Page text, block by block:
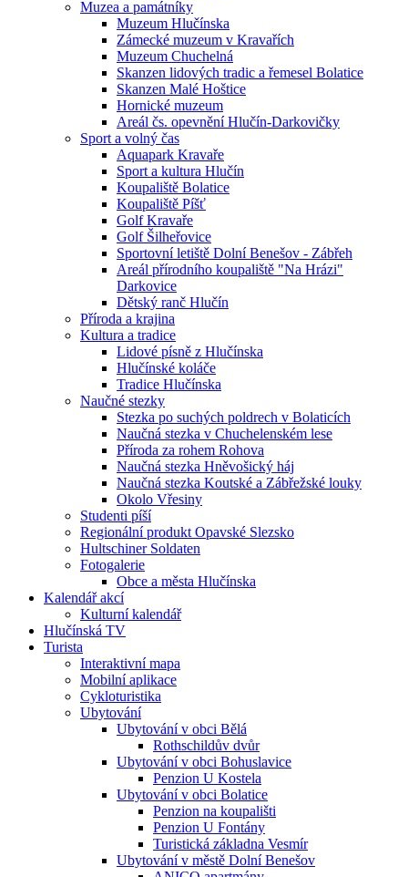
Muzea a památníky
Muzeum Hlučínska
Zámecké muzeum v Kravařích
Muzeum Chuchelná
Skanzen lidových tradic a řemesel Bolatice
Skanzen Malé Hoštice
Hornické muzeum
Areál čs. opevnění Hlučín-Darkovičky
Sport a volný čas
Aquapark Kravaře
Sport a kultura Hlučín
Koupaliště Bolatice
Koupaliště Píšť
Golf Kravaře
Golf Šilheřovice
Sportovní letiště Dolní Benešov - Zábřeh
Areál přírodního koupaliště "Na Hrázi"
Darkovice
Dětský ranč Hlučín
Příroda a krajina
Kultura a tradice
Lidové písně z Hlučínska
Hlučínské koláče
Tradice Hlučínska
Naučné stezky
Stezka po suchých poldrech v Bolaticích
Naučná stezka v Chuchelenském lese
Příroda za rohem Rohova
Naučná stezka Hněvošický háj
Naučná stezka Koutské a Zábřežské louky
Okolo Vřesiny
Studenti píší
Regionální produkt Opavské Slezsko
Hultschiner Soldaten
Fotogalerie
Obce a města Hlučínska
Kalendář akcí
Kulturní kalendář
Hlučínská TV
Turista
Interaktivní mapa
Mobilní aplikace
Cykloturistika
Ubytování
Ubytování v obci Bělá
Rothschildův dvůr
Ubytování v obci Bohuslavice
Penzion U Kostela
Ubytování v obci Bolatice
Penzion na koupališti
Penzion U Fontány
Turistická základna Vesmír
Ubytování v městě Dolní Benešov